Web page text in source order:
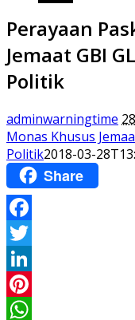
Perayaan
Jemaat GBI
Politik
adminwarningtime
Monas Khusus
Politik2018-03-
Share
Facebook
Twitter
LinkedIn
Pinterest